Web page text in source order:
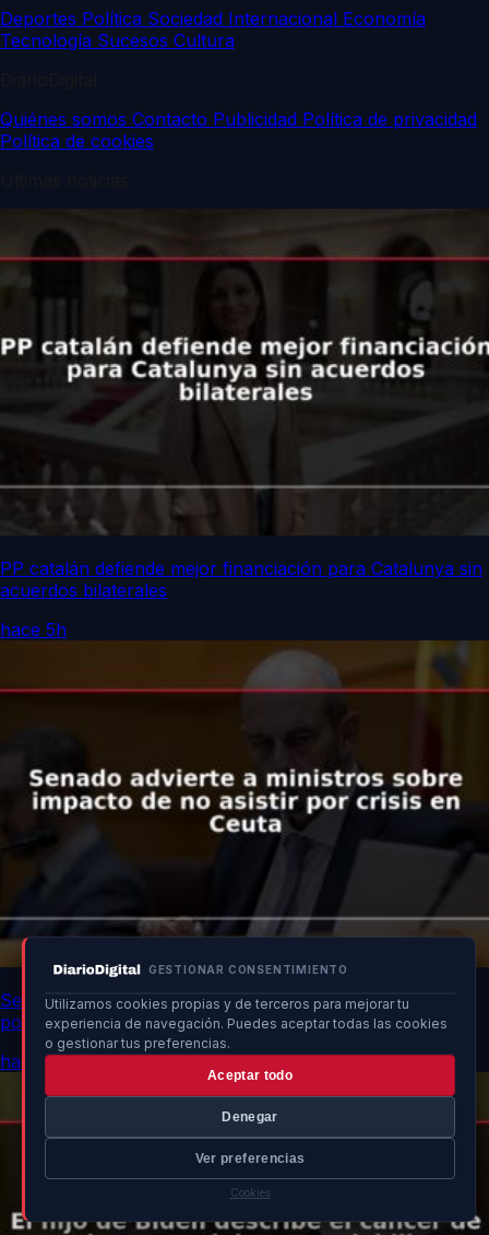
GESTIONAR CONSENTIMIENTO
Utilizamos cookies propias y de terceros para mejorar tu
experiencia de navegación. Puedes aceptar todas las cookies
o gestionar tus preferencias.
Aceptar todo
Denegar
Ver preferencias
Cookies
Deportes Política Sociedad Internacional Economía
Tecnología Sucesos Cultura
Quiénes somos Contacto Publicidad Política de privacidad
Política de cookies
PP catalán defiende mejor financiación para Catalunya sin
acuerdos bilaterales
hace 5h
Senado advierte a ministros sobre impacto de no asistir
por crisis en Ceuta
hace 5h